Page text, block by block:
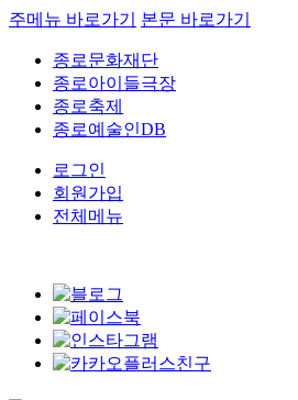
주메뉴 바로가기 본문 바로가기
종로문화재단
종로아이들극장
종로축제
종로예술인DB
로그인
회원가입
전체메뉴